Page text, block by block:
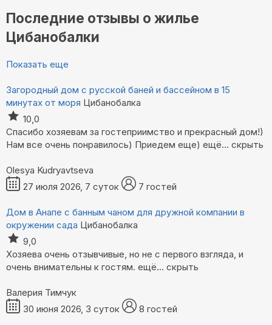
Последние отзывы о жилье
Цибанобалки
Показать еще
Загородный дом с русской баней и бассейном в 15
минутах от моря Цибанобалка
10,0
Спасибо хозяевам за гостеприимство и прекрасный дом!)
Нам все очень понравилось) Приедем еще) ещё... скрыть
Olesya Kudryavtseva
27 июля 2026, 7 суток
7 гостей
Дом в Анапе с банным чаном для дружной компании в
окружении сада Цибанобалка
9,0
Хозяева очень отзывчивые, но не с первого взгляда, и
очень внимательны к гостям. ещё... скрыть
Валерия Тимчук
30 июня 2026, 3 суток
8 гостей